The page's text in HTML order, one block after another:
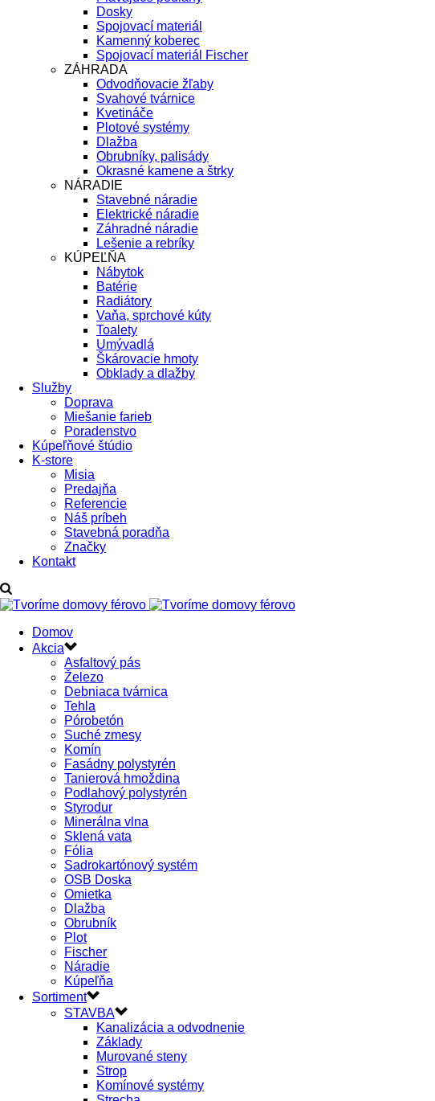
Dosky
Spojovací materiál
Kamenný koberec
Spojovací materiál Fischer
ZÁHRADA
Odvodňovacie žľaby
Svahové tvárnice
Kvetináče
Plotové systémy
Dlažba
Obrubníky, palisády
Okrasné kamene a štrky
NÁRADIE
Stavebné náradie
Elektrické náradie
Záhradné náradie
Lešenie a rebríky
KÚPEĽŇA
Nábytok
Batérie
Radiátory
Vaňa, sprchové kúty
Toalety
Umývadlá
Škárovacie hmoty
Obklady a dlažby
Služby
Doprava
Miešanie farieb
Poradenstvo
Kúpeľňové štúdio
K-store
Misia
Predajňa
Referencie
Náš príbeh
Stavebná poradňa
Značky
Kontakt
Domov
Akcia
Asfaltový pás
Železo
Debniaca tvárnica
Tehla
Pórobetón
Suché zmesy
Komín
Fasádny polystyrén
Tanierová hmoždina
Podlahový polystyrén
Styrodur
Minerálna vlna
Sklená vata
Fólia
Sadrokartónový systém
OSB Doska
Omietka
Dlažba
Obrubník
Plot
Fischer
Náradie
Kúpeľňa
Sortiment
STAVBA
Kanalizácia a odvodnenie
Základy
Murované steny
Strop
Komínové systémy